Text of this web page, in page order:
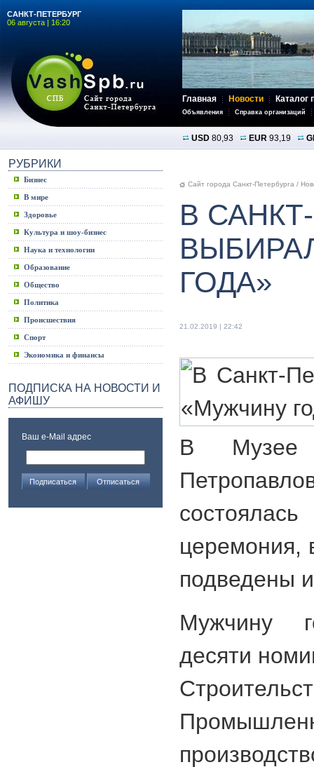
САНКТ-ПЕТЕРБУРГ
06 августа | 16:20
Главная Новости Каталог
Объявления Справка организаций
USD 80,93 EUR 93,19
РУБРИКИ
Бизнес
В мире
Здоровье
Культура и шоу-бизнес
Наука и технологии
Образование
Общество
Политика
Происшествия
Спорт
Экономика и финансы
ПОДПИСКА НА НОВОСТИ И
АФИШУ
Ваш e-Mail адрес
Сайт города Санкт-Петербурга /
В
ГОДА»
21.02.2019 | 22:42
В Музее
церемония,
подведены
Мужчину
десяти